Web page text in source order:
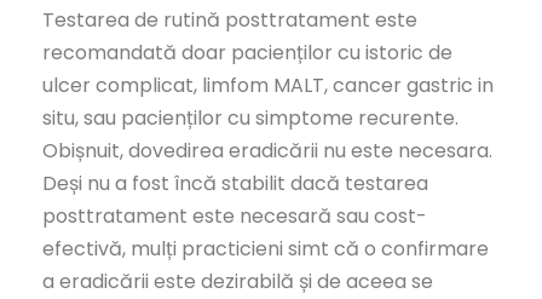
Testarea de rutină posttratament este
recomandată doar pacienților cu istoric de
ulcer complicat, limfom MALT, cancer gastric in
situ, sau pacienților cu simptome recurente.
Obișnuit, dovedirea eradicării nu este necesara.
Deși nu a fost încă stabilit dacă testarea
posttratament este necesară sau cost-
efectivă, mulți practicieni simt că o confirmare
a eradicării este dezirabilă și de aceea se